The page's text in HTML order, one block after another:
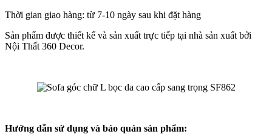
Thời gian giao hàng: từ 7-10 ngày sau khi đặt hàng
Sản phẩm được thiết kế và sản xuất trực tiếp tại nhà sản xuất bởi
Nội Thất 360 Decor.
Hướng dẫn sử dụng và bảo quản sản phẩm: